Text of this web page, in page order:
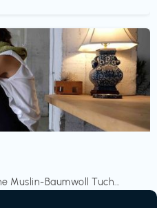
Muslin-Baumwoll Tuch...